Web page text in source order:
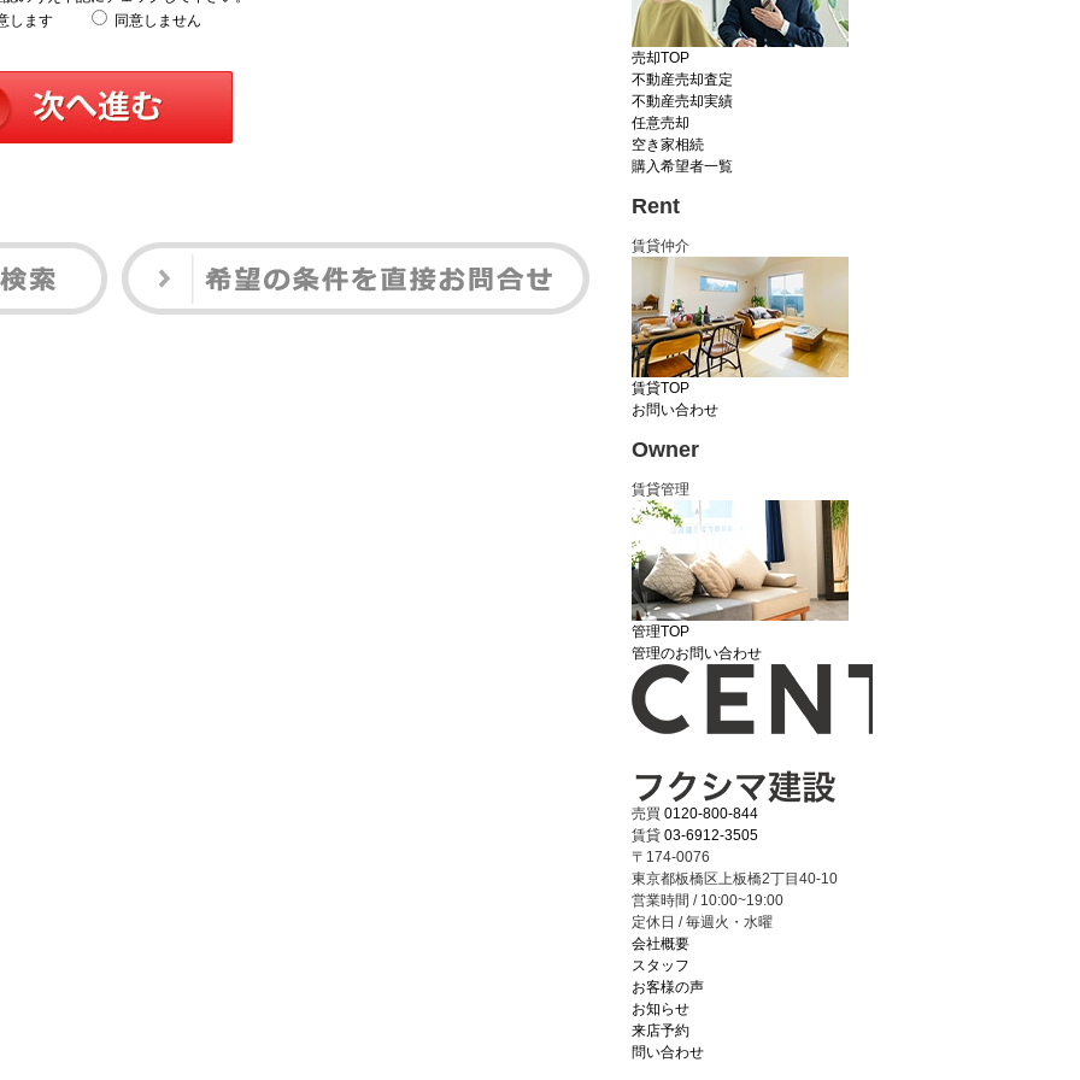
します
同意しません
売却TOP
不動産売却査定
不動産売却実績
任意売却
空き家相続
購入希望者一覧
Rent
賃貸仲介
賃貸TOP
お問い合わせ
Owner
賃貸管理
管理TOP
管理のお問い合わせ
売買 0120-800-844
賃貸 03-6912-3505
〒174-0076
東京都板橋区上板橋2丁目40-10
営業時間 / 10:00~19:00
定休日 / 毎週火・水曜
会社概要
スタッフ
お客様の声
お知らせ
来店予約
問い合わせ